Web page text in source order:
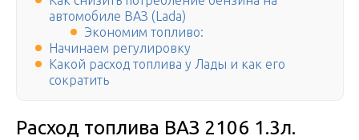
автомобиле ВАЗ (Lada)
Экономим топливо:
Начинаем регулировку
Какой расход топлива у Лады и как его
сократить
Расход топлива ВАЗ 2106 1.3л.